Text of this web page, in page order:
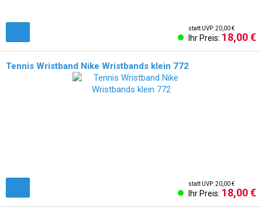
statt UVP: 20,00 €
Ihr Preis: 18,00 €
Tennis Wristband Nike Wristbands klein 772
statt UVP: 20,00 €
Ihr Preis: 18,00 €